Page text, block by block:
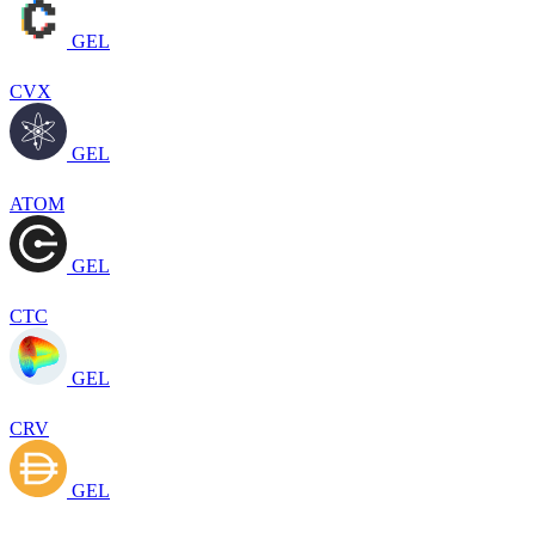
GEL
CVX
GEL
ATOM
GEL
CTC
GEL
CRV
GEL